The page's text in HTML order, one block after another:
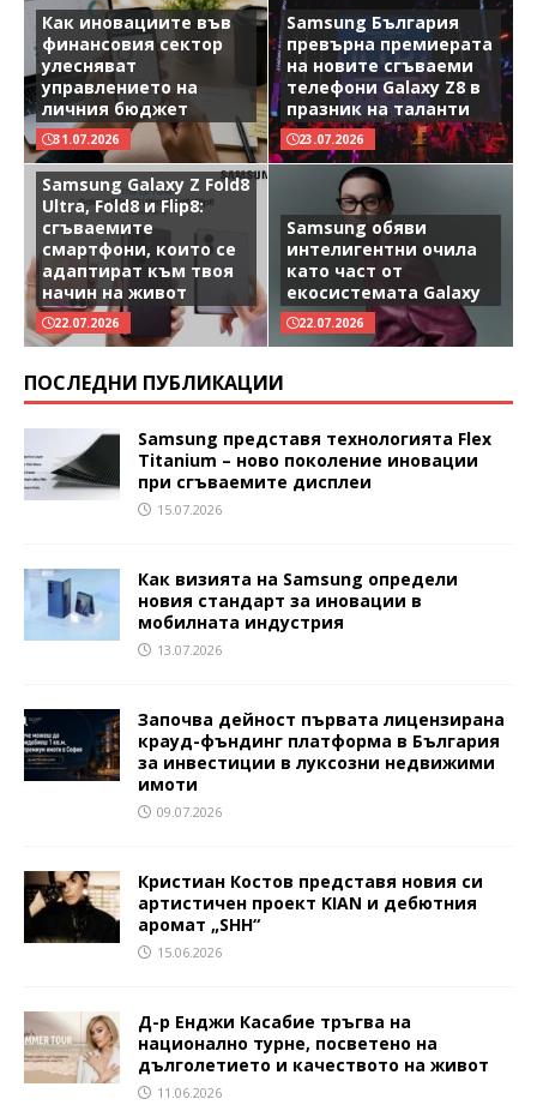
Как иновациите във
финансовия сектор
улесняват
управлението на
личния бюджет
31.07.2026
Samsung България
превърна премиерата
на новите сгъваеми
телефони Galaxy Z8 в
празник на таланти
23.07.2026
Samsung Galaxy Z Fold8
Ultra, Fold8 и Flip8:
сгъваемите
смартфони, които се
адаптират към твоя
начин на живот
22.07.2026
Samsung обяви
интелигентни очила
като част от
екосистемата Galaxy
22.07.2026
ПОСЛЕДНИ ПУБЛИКАЦИИ
Samsung представя технологията Flex
Titanium – ново поколение иновации
при сгъваемите дисплеи
15.07.2026
Как визията на Samsung определи
новия стандарт за иновации в
мобилната индустрия
13.07.2026
Започва дейност първата лицензирана
крауд-фъндинг платформа в България
за инвестиции в луксозни недвижими
имоти
09.07.2026
Кристиан Костов представя новия си
артистичен проект KIAN и дебютния
аромат „SHH“
15.06.2026
Д-р Енджи Касабие тръгва на
национално турне, посветено на
дълголетието и качеството на живот
11.06.2026